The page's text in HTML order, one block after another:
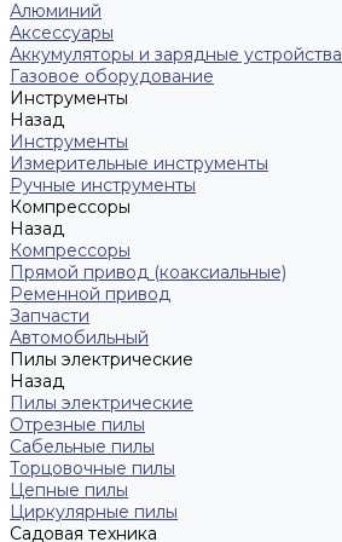
Алюминий
Аксессуары
Аккумуляторы и зарядные устройства
Газовое оборудование
Инструменты
Назад
Инструменты
Измерительные инструменты
Ручные инструменты
Компрессоры
Назад
Компрессоры
Прямой привод (коаксиальные)
Ременной привод
Запчасти
Автомобильный
Пилы электрические
Назад
Пилы электрические
Отрезные пилы
Сабельные пилы
Торцовочные пилы
Цепные пилы
Циркулярные пилы
Садовая техника